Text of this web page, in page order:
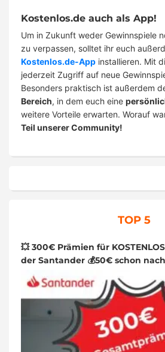
Kostenlos.de auch als App!
Um in Zukunft weder Gewinnspiele
zu verpassen, solltet ihr euch
Kostenlos.de-App installieren. Mit
jederzeit Zugriff auf neue
Besonders praktisch ist außerdem
Bereich, in dem euch eine
weitere Vorteile erwarten. Worauf
Teil unserer Community!
TOP 5
💥 300€ Prämien für
der Santander 💰50€ schon nach